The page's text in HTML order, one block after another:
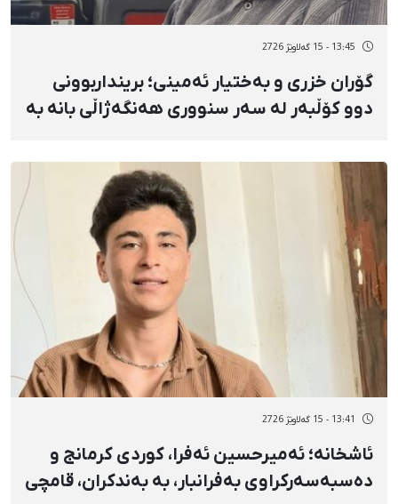
13:45 - 15 گەلاوێژ 2726
گۆران خزری و بەختیار ئەمینی؛ برینداربوونی
دوو کۆڵبەر لە سەر سنووری هەنگەژاڵی بانه بە
تەقینەوەی مین
13:41 - 15 گەلاوێژ 2726
ئاشخانە؛ ئەمیرحسین ئەفرا، کوردی کرمانج و
دەسبەسەرکراوی بەفرانبار، بە بەندکران، قامچی